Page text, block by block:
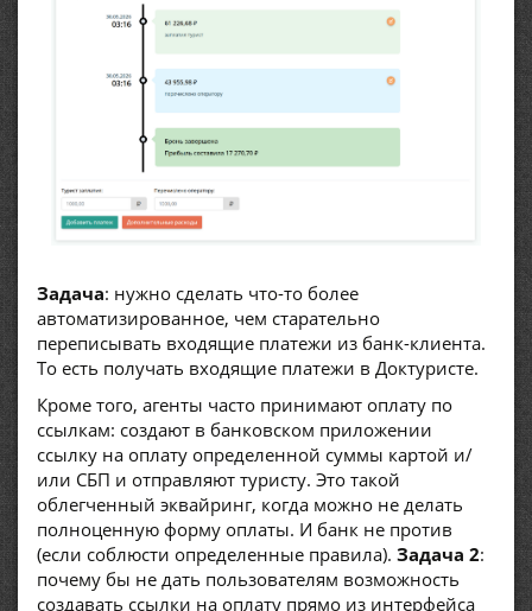
Задача: нужно сделать что-то более
автоматизированное, чем старательно
переписывать входящие платежи из банк-клиента.
То есть получать входящие платежи в Доктуристе.
Кроме того, агенты часто принимают оплату по
ссылкам: создают в банковском приложении
ссылку на оплату определенной суммы картой и/
или СБП и отправляют туристу. Это такой
облегченный эквайринг, когда можно не делать
полноценную форму оплаты. И банк не против
(если соблюсти определенные правила). Задача 2:
почему бы не дать пользователям возможность
создавать ссылки на оплату прямо из интерфейса